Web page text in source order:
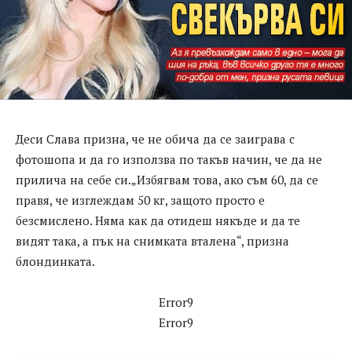
Деси Слава призна, че не обича да се заиграва с
фотошопа и да го използва по такъв начин, че да не
прилича на себе си.„Избягвам това, ако съм 60, да се
правя, че изглеждам 50 кг, защото просто е
безсмислено. Няма как да отидеш някъде и да те
видят така, а пък на снимката вталена“, призна
блондинката.
Error9
Error9